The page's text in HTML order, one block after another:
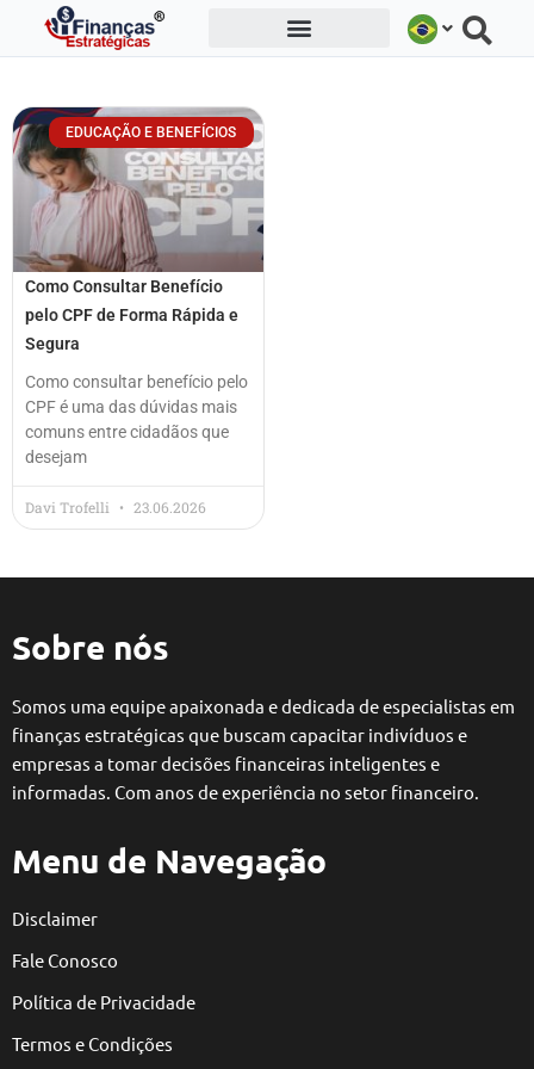
EDUCAÇÃO E BENEFÍCIOS
Como Consultar Benefício
pelo CPF de Forma Rápida e
Segura
Como consultar benefício pelo
CPF é uma das dúvidas mais
comuns entre cidadãos que
desejam
Davi Trofelli 23.06.2026
Sobre nós
Somos uma equipe apaixonada e dedicada de especialistas em
finanças estratégicas que buscam capacitar indivíduos e
empresas a tomar decisões financeiras inteligentes e
informadas. Com anos de experiência no setor financeiro.
Menu de Navegação
Disclaimer
Fale Conosco
Política de Privacidade
Termos e Condições